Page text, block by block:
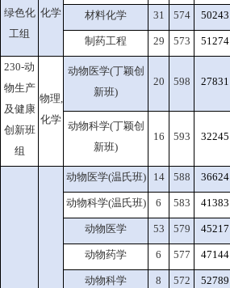
绿色化
工组
化学
材料化学 31 574 50243
制药工程 29 573 51274
230-动
物生产
及健康
创新班
组
物理,
化学
动物医学(丁颖创
新班)
20 598 27831
动物科学(丁颖创
新班)
16 593 32245
动物医学(温氏班) 14 588 36624
动物科学(温氏班) 6 583 41383
动物医学 53 579 45217
动物药学 6 577 47144
动物科学 8 572 52789